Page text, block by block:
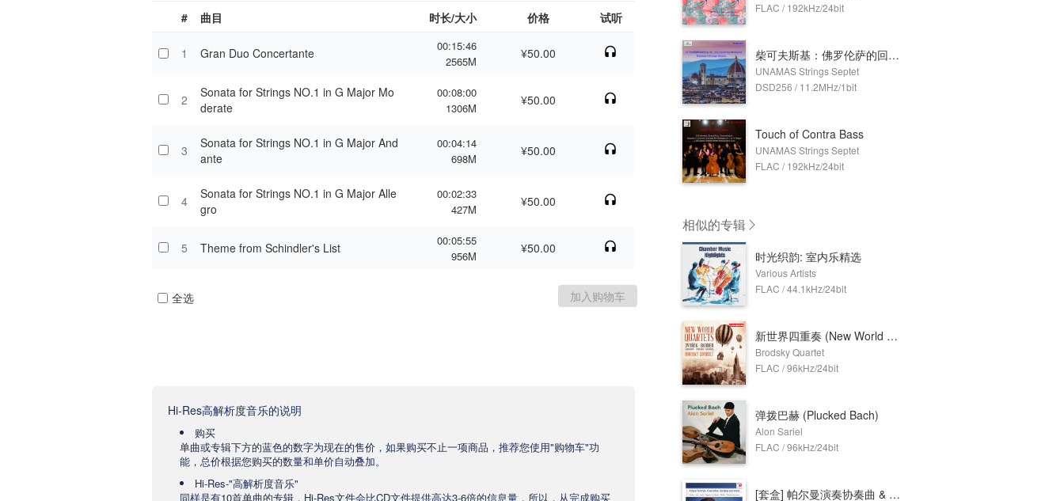
# 曲目 时长/大小 价格 试听
1 Gran Duo Concertante
00:15:46
2565M
¥50.00
2
Sonata for Strings NO.1 in G Major Mo
derate
00:08:00
1306M
¥50.00
3
Sonata for Strings NO.1 in G Major And
ante
00:04:14
698M
¥50.00
4
Sonata for Strings NO.1 in G Major Alle
gro
00:02:33
427M
¥50.00
5 Theme from Schindler's List
00:05:55
956M
¥50.00
全选
Hi-Res高解析度音乐的说明
购买
单曲或专辑下方的蓝色的数字为现在的售价，如果购买不止一项商品，推荐您使用"购物车"功
能，总价根据您购买的数量和单价自动叠加。
Hi-Res-"高解析度音乐"
同样是有10首单曲的专辑，Hi-Res文件会比CD文件提供高达3-6倍的信息量，所以，从完成购买
FLAC / 192kHz/24bit
柴可夫斯基：佛罗伦萨的回忆，Op.70 (11.2MHz DSD)
UNAMAS Strings Septet
DSD256 / 11.2MHz/1bit
Touch of Contra Bass
UNAMAS Strings Septet
FLAC / 192kHz/24bit
相似的专辑
时光织韵: 室内乐精选
Various Artists
FLAC / 44.1kHz/24bit
新世界四重奏 (New World Quartets)
Brodsky Quartet
FLAC / 96kHz/24bit
弹拨巴赫 (Plucked Bach)
Alon Sariel
FLAC / 96kHz/24bit
[套盒] 帕尔曼演奏协奏曲 & 奏鸣曲 (9 Discs)